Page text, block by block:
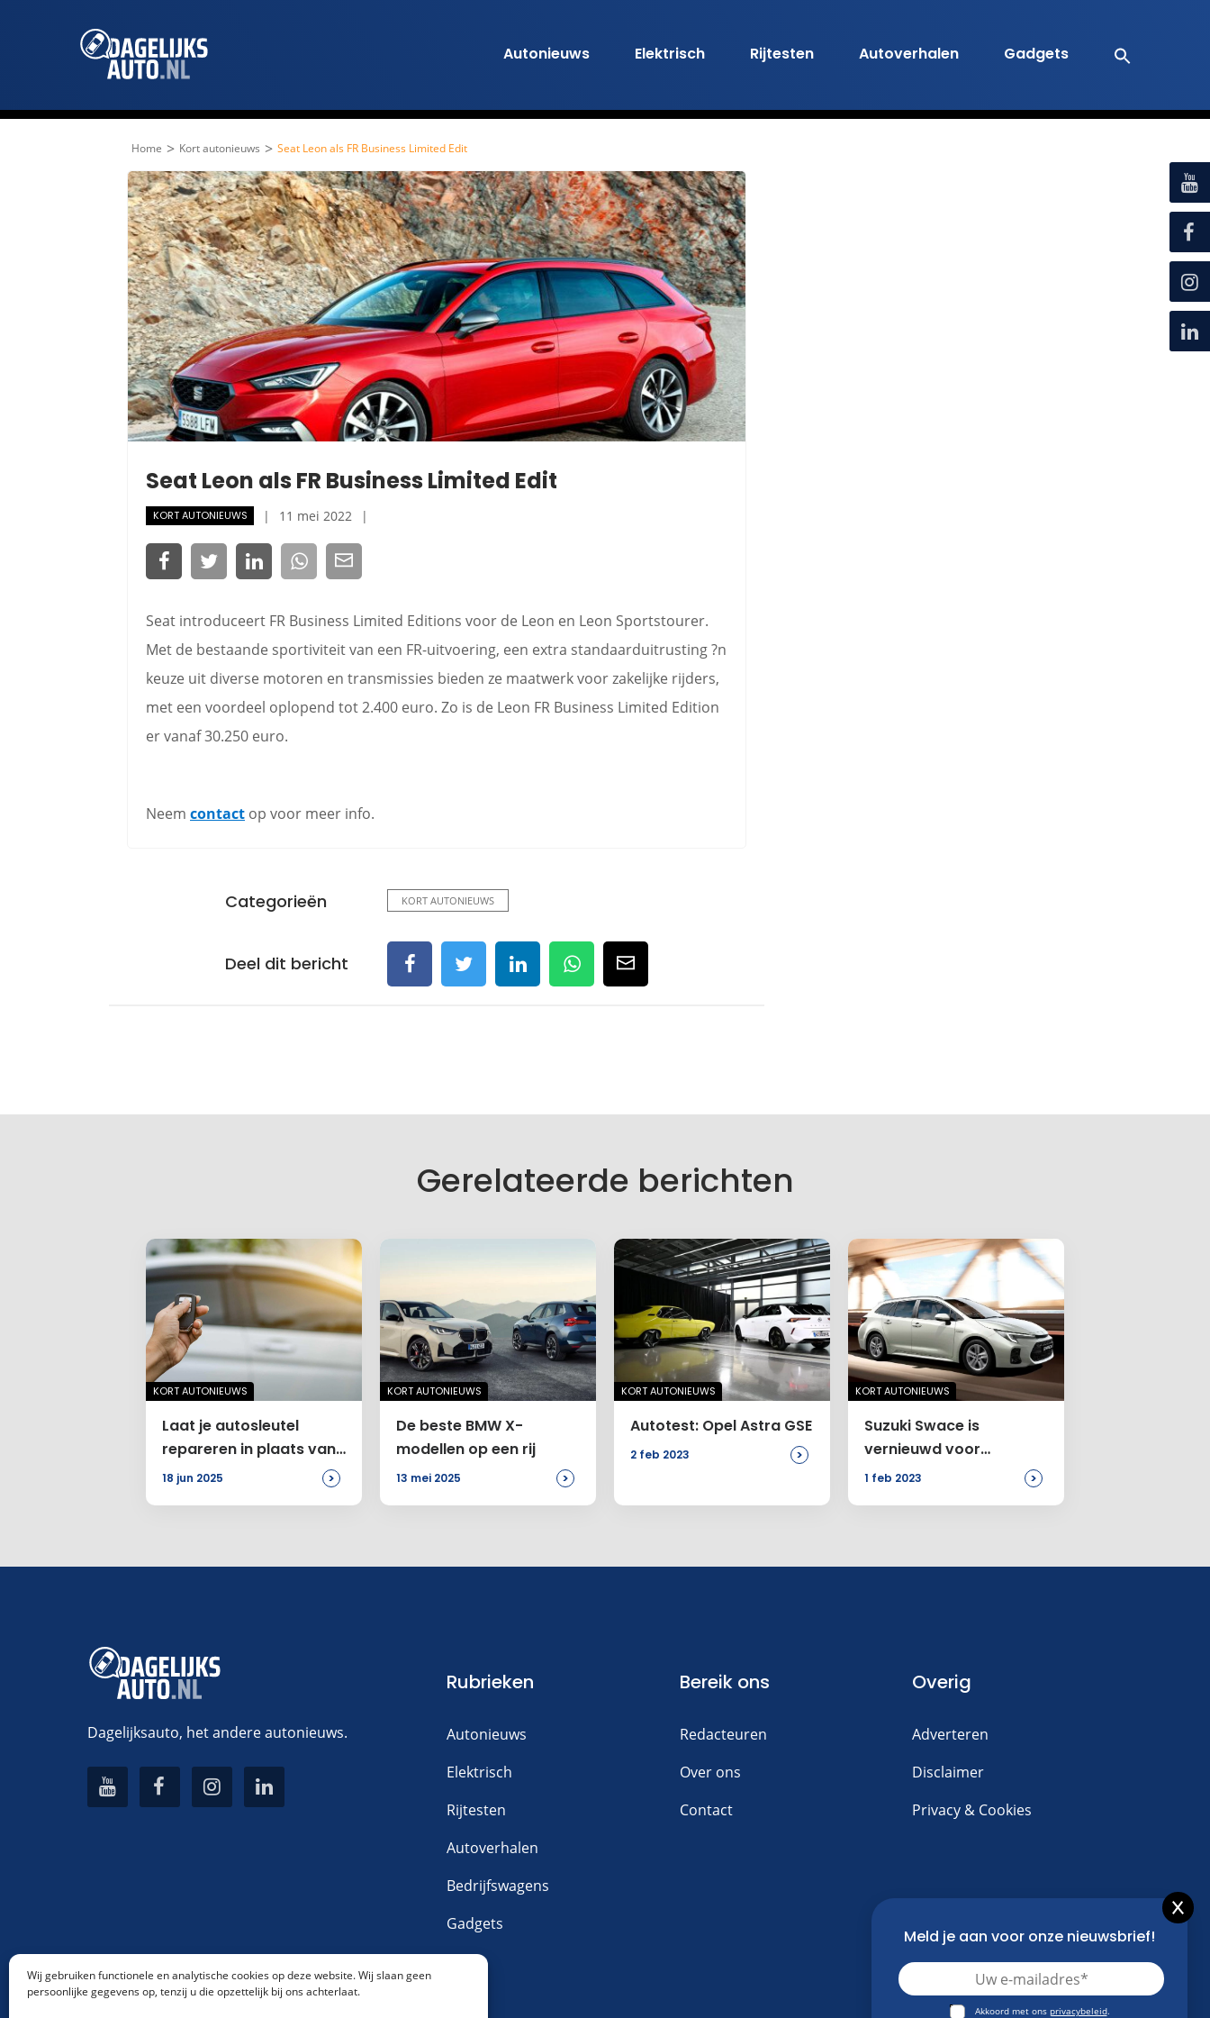
Wij gebruiken functionele en analytische cookies op deze website. Wij slaan geen
persoonlijke gegevens op, tenzij u die opzettelijk bij ons achterlaat.
Autonieuws Elektrisch Rijtesten Autoverhalen Gadgets
Home > Kort autonieuws > Seat Leon als FR Business Limited Edit
Seat Leon als FR Business Limited Edit
KORT AUTONIEUWS 11 mei 2022
Seat introduceert FR Business Limited Editions voor de Leon en Leon Sportstourer.
Met de bestaande sportiviteit van een FR-uitvoering, een extra standaarduitrusting ?n
keuze uit diverse motoren en transmissies bieden ze maatwerk voor zakelijke rijders,
met een voordeel oplopend tot 2.400 euro. Zo is de Leon FR Business Limited Edition
er vanaf 30.250 euro.
Neem contact op voor meer info.
Categorieën KORT AUTONIEUWS
Deel dit bericht
Gerelateerde berichten
KORT AUTONIEUWS
Laat je autosleutel
repareren in plaats van
vervangen
18 jun 2025 >
KORT AUTONIEUWS
De beste BMW X-
modellen op een rij
13 mei 2025 >
KORT AUTONIEUWS
Autotest: Opel Astra GSE
2 feb 2023 >
KORT AUTONIEUWS
Suzuki Swace is
vernieuwd voor
modeljaar
1 feb 2023 >
Dagelijksauto, het andere autonieuws.
Rubrieken
Autonieuws
Elektrisch
Rijtesten
Autoverhalen
Bedrijfswagens
Gadgets
Bereik ons
Redacteuren
Over ons
Contact
Overig
Adverteren
Disclaimer
Privacy & Cookies
Meld je aan voor onze nieuwsbrief!
Akkoord met ons privacybeleid.